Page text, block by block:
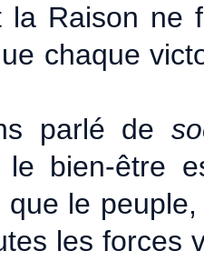
la Raison ne
chaque
parlé de
le bien-être
que le
les forces